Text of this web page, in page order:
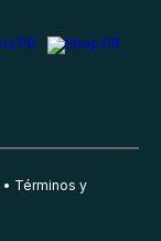
Términos y